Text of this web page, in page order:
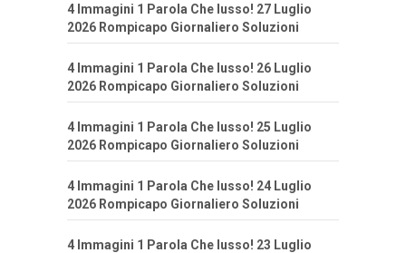
4 Immagini 1 Parola Che lusso! 27 Luglio
2026 Rompicapo Giornaliero Soluzioni
4 Immagini 1 Parola Che lusso! 26 Luglio
2026 Rompicapo Giornaliero Soluzioni
4 Immagini 1 Parola Che lusso! 25 Luglio
2026 Rompicapo Giornaliero Soluzioni
4 Immagini 1 Parola Che lusso! 24 Luglio
2026 Rompicapo Giornaliero Soluzioni
4 Immagini 1 Parola Che lusso! 23 Luglio